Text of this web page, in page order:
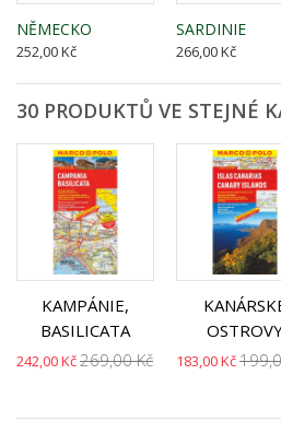
NĚMECKO
252,00 Kč
SARDINIE
266,00 Kč
30 PRODUKTŮ VE STEJNÉ
KAMPÁNIE,
BASILICATA
242,00 Kč269,00 Kč 183,00 Kč